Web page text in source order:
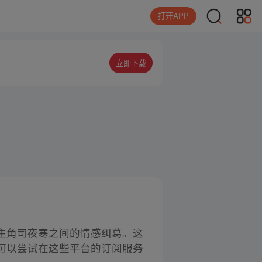
打开APP
立即下载
角司夜寒之间的情感纠葛。这
以尝试在这些平台的订阅服务